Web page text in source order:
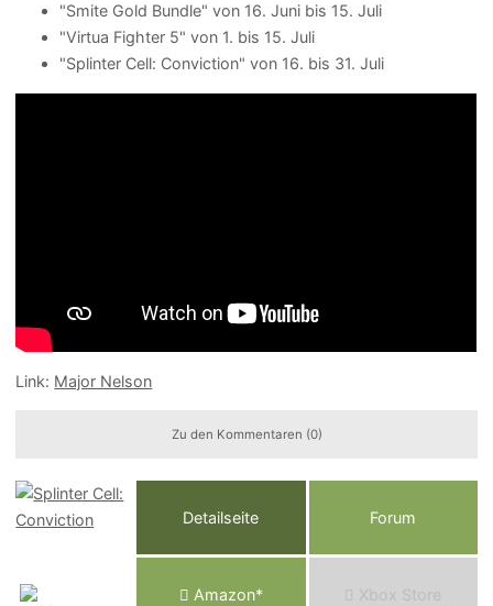
"Smite Gold Bundle" von 16. Juni bis 15. Juli
"Virtua Fighter 5" von 1. bis 15. Juli
"Splinter Cell: Conviction" von 16. bis 31. Juli
Link: Major Nelson
Zu den Kommentaren (0)
Detailseite Forum
Amazon* Xbox Store